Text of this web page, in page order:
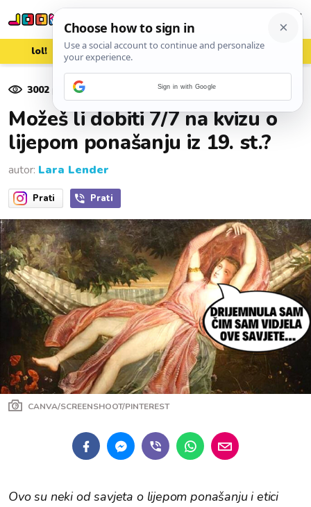
lol! aww vrh! woot?!
3002 pregleda 15. studenoga 2024.
Možeš li dobiti 7/7 na kvizu o
lijepom ponašanju iz 19. st.?
autor: Lara Lender
Prati Prati
CANVA/SCREENSHOOT/PINTEREST
Ovo su neki od savjeta o lijepom ponašanju i etici
Sign in with Google